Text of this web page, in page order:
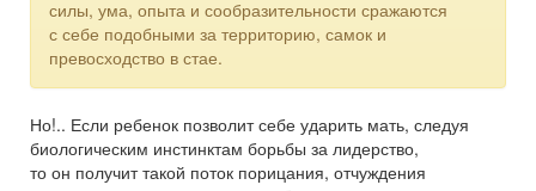
силы, ума, опыта и сообразительности сражаются
с себе подобными за территорию, самок и
превосходство в стае.
Но!.. Если ребенок позволит себе ударить мать, следуя
биологическим инстинктам борьбы за лидерство,
то он получит такой поток порицания, отчуждения